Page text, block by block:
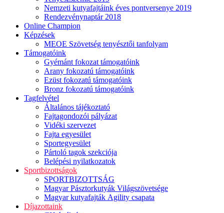
Nemzeti kutyafajtáink éves pontversenye 2019
Rendezvénynaptár 2018
Online Champion
Képzések
MEOE Szövetség tenyésztői tanfolyam
Támogatóink
Gyémánt fokozat támogatóink
Arany fokozatú támogatóink
Ezüst fokozatú támogatóink
Bronz fokozatú támogatóink
Tagfelvétel
Általános tájékoztató
Fajtagondozói pályázat
Vidéki szervezet
Fajta egyesület
Sportegyesület
Pártoló tagok szekciója
Belépési nyilatkozatok
Sportbizottságok
SPORTBIZOTTSÁG
Magyar Pásztorkutyák Világszövetsége
Magyar kutyafajták Agility csapata
Díjazottaink